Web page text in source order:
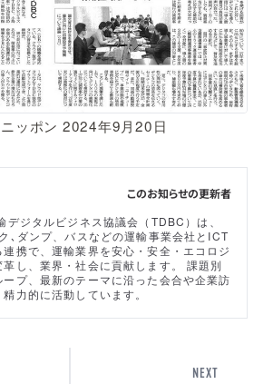
ッポン 2024年9月20日
このお知らせの更新者
デジタルビジネス協議会（TDBC）は、
､ダンプ、バスなどの運輸事業会社とICT
携で、運輸業界を安心・安全・エコロジ
し、業界・社会に貢献します。 課題別
プ、最新のテーマに沿った会合や企業訪
力的に活動しています。
NEXT